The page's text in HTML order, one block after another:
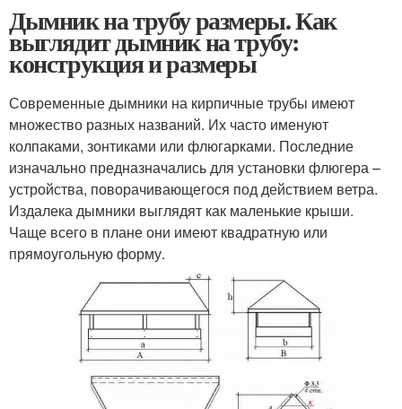
Дымник на трубу размеры. Как
выглядит дымник на трубу:
конструкция и размеры
Современные дымники на кирпичные трубы имеют
множество разных названий. Их часто именуют
колпаками, зонтиками или флюгарками. Последние
изначально предназначались для установки флюгера –
устройства, поворачивающегося под действием ветра.
Издалека дымники выглядят как маленькие крыши.
Чаще всего в плане они имеют квадратную или
прямоугольную форму.